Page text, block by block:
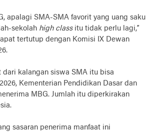
apalagi SMA-SMA favorit yang uang saku
sekolah high classitu tidak perlu lagi,”
tertutup dengan Komisi IX Dewan
kalangan siswa SMA itu bisa
Kementerian Pendidikan Dasar dan
MBG. Jumlah itu diperkirakan
sasaran penerima manfaat ini